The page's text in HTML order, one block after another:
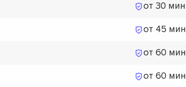
от 30 мин
от 45 мин
от 60 мин
от 60 мин